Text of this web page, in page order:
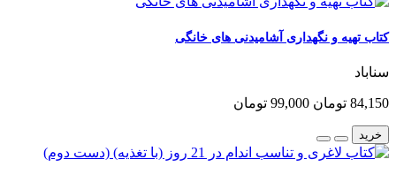
کتاب تهیه و نگهداری آشامیدنی های خانگی
سناباد
84,150 تومان 99,000 تومان
خرید